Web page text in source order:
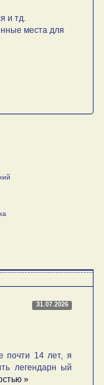
и тд.
места для
31.07.2026
почти 14 лет, я
легендарн ый
»